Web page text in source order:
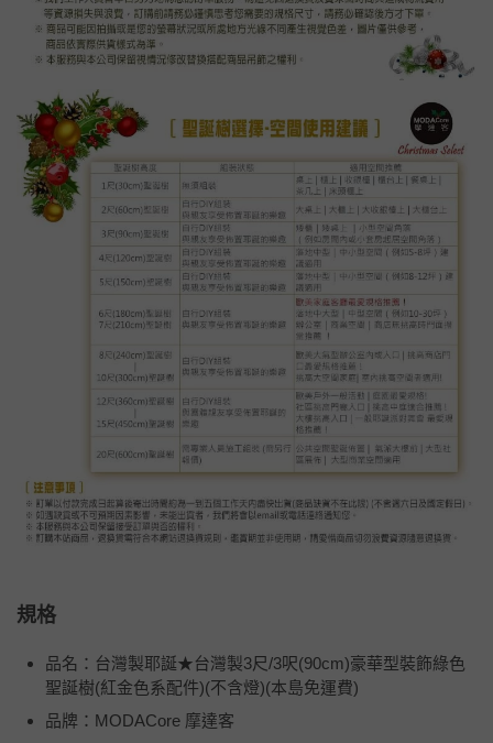
規格
品名：台灣製耶誕★台灣製3尺/3呎(90cm)豪華型裝飾綠色
聖誕樹(紅金色系配件)(不含燈)(本島免運費)
品牌：MODACore 摩達客